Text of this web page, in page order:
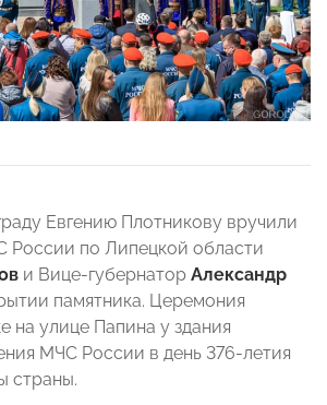
Евгению Плотникову вручили
России по Липецкой области
и Вице-губернатор Александр
памятника. Церемония
на улице Папина у здания
МЧС России в день 376-летия
страны.